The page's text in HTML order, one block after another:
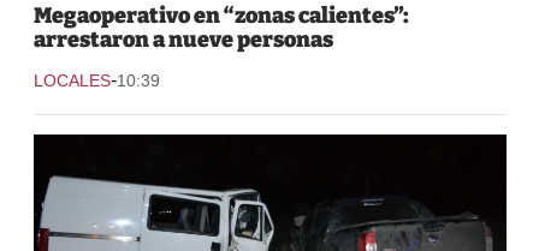
Megaoperativo en “zonas calientes”:
arrestaron a nueve personas
LOCALES-10:39